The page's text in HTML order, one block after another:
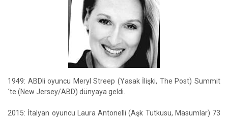
1949: ABDli oyuncu Meryl Streep (Yasak İlişki, The Post) Summit
´te (New Jersey/ABD) dünyaya geldi.
2015: İtalyan oyuncu Laura Antonelli (Aşk Tutkusu, Masumlar) 73